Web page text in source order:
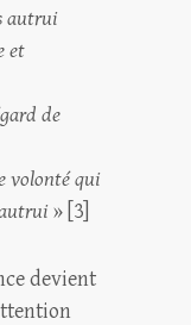
autrui
et
de
volonté qui
» [3]
devient